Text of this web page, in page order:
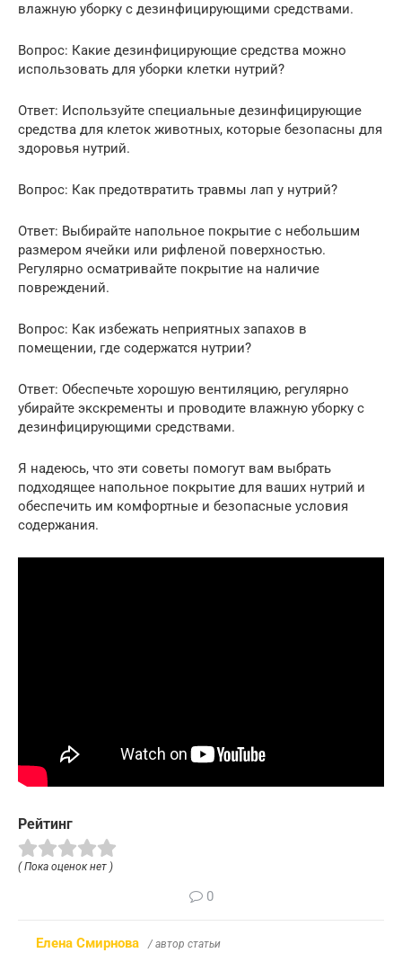
влажную уборку с дезинфицирующими средствами.
Вопрос: Какие дезинфицирующие средства можно
использовать для уборки клетки нутрий?
Ответ: Используйте специальные дезинфицирующие
средства для клеток животных, которые безопасны для
здоровья нутрий.
Вопрос: Как предотвратить травмы лап у нутрий?
Ответ: Выбирайте напольное покрытие с небольшим
размером ячейки или рифленой поверхностью.
Регулярно осматривайте покрытие на наличие
повреждений.
Вопрос: Как избежать неприятных запахов в
помещении, где содержатся нутрии?
Ответ: Обеспечьте хорошую вентиляцию, регулярно
убирайте экскременты и проводите влажную уборку с
дезинфицирующими средствами.
Я надеюсь, что эти советы помогут вам выбрать
подходящее напольное покрытие для ваших нутрий и
обеспечить им комфортные и безопасные условия
содержания.
Рейтинг
( Пока оценок нет )
0
Елена Смирнова / автор статьи